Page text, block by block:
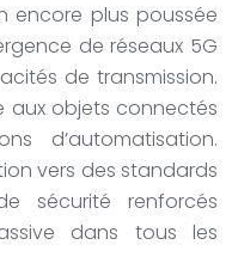
encore plus poussée
de réseaux 5G
de transmission.
aux objets connectés
d’automatisation.
vers des standards
sécurité renforcés
dans tous les